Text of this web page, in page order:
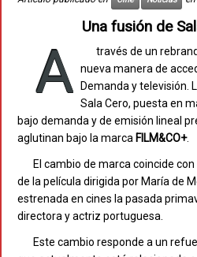
Una fusión de
A
través de un
nueva manera de
Demanda y televisión.
Sala Cero, puesta en
bajo demanda y de emisión lineal
aglutinan bajo la marca FILM&CO+.
El cambio de marca coincide
de la película dirigida por María de
estrenada en cines la pasada
directora y actriz portuguesa.
Este cambio responde a un